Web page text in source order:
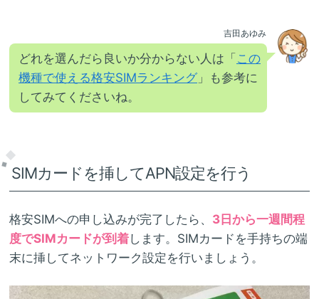
吉田あゆみ
どれを選んだら良いか分からない人は「 この
機種で使える格安SIMランキング 」も参考に
してみてくださいね。
SIMカードを挿してAPN設定を行う
格安SIMへの申し込みが完了したら、 3日から一週間程
度でSIMカードが到着します。SIMカードを手持ちの端
末に挿してネットワーク設定を行いましょう。